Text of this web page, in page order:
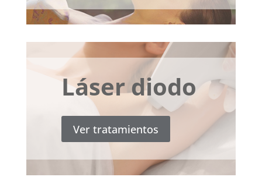
Láser diodo
Ver tratamientos